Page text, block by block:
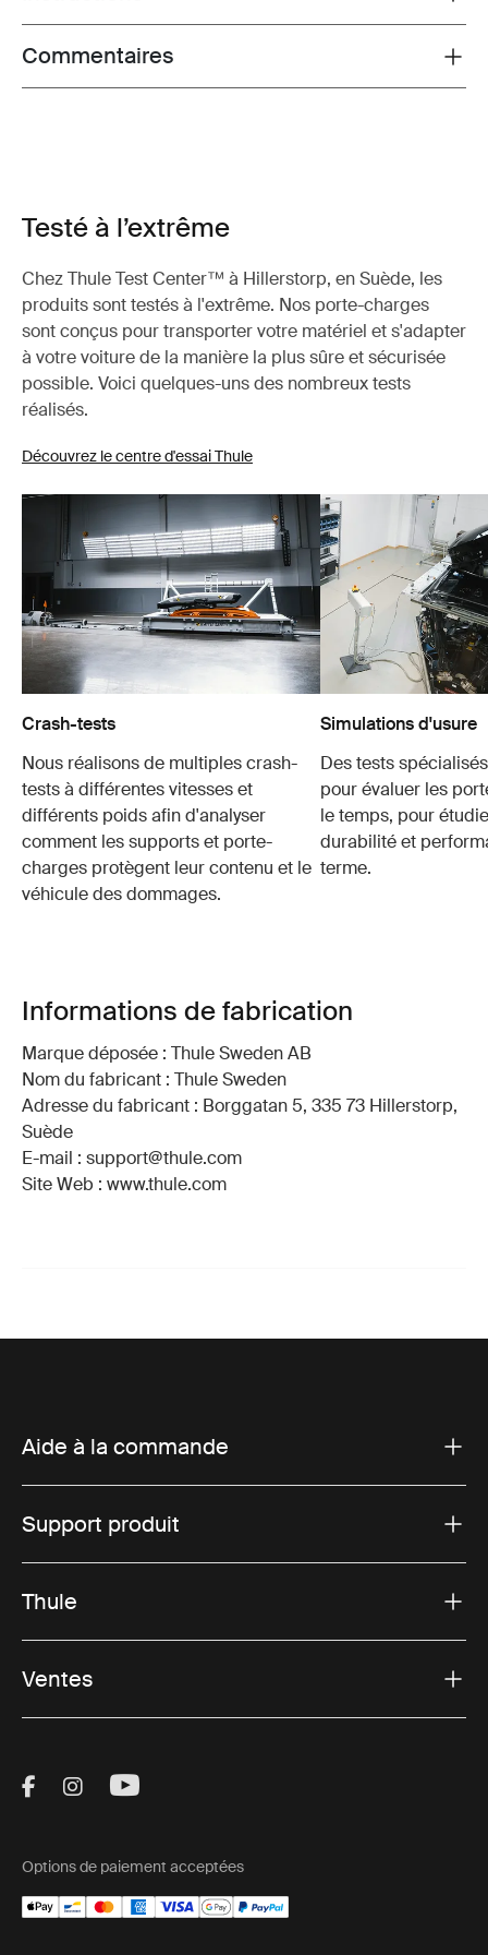
Toggle overview
Commentaires
Testé à l’extrême
Chez Thule Test Center™ à Hillerstorp, en Suède, les
produits sont testés à l'extrême. Nos porte-charges
sont conçus pour transporter votre matériel et s'adapter
à votre voiture de la manière la plus sûre et sécurisée
possible. Voici quelques-uns des nombreux tests
réalisés.
Découvrez le centre d'essai Thule
Crash-tests
Nous réalisons de multiples crash-
tests à différentes vitesses et
différents poids afin d'analyser
comment les supports et porte-
charges protègent leur contenu et le
véhicule des dommages.
Simulations d'usure
Des tests
pour évaluer les
le temps, pour
durabilité et
terme.
Informations de fabrication
Marque déposée : Thule Sweden AB
Nom du fabricant : Thule Sweden
Adresse du fabricant : Borggatan 5, 335 73 Hillerstorp,
Suède
E-mail : support@thule.com
Site Web : www.thule.com
Aide à la commande
Support produit
Thule
Ventes
Visit Thule on Facebook (external link)
Visit Thule on Instagram (external link)
Visit Thule on Youtube (external
Options de paiement acceptées